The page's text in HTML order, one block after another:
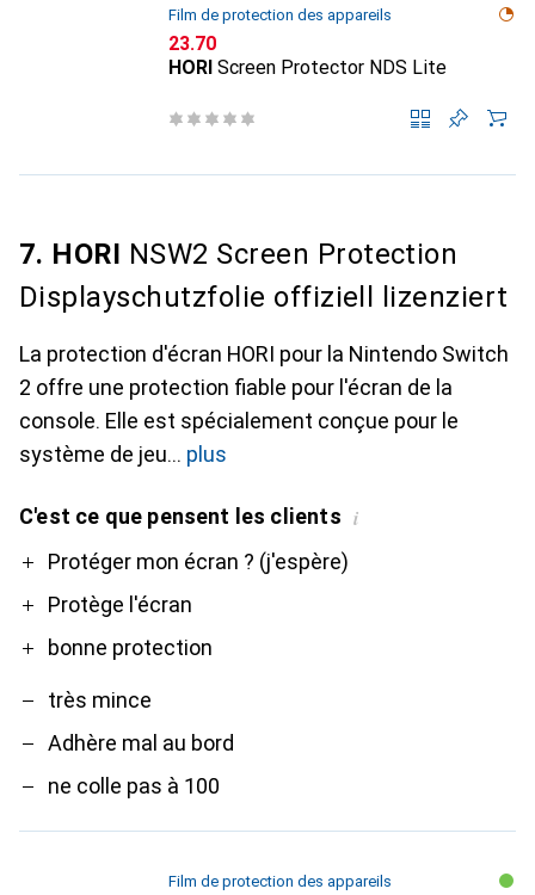
Film de protection des appareils
CHF
23.70
HORI Screen Protector NDS Lite
7. HORI NSW2 Screen Protection
Displayschutzfolie offiziell lizenziert
La protection d'écran HORI pour la Nintendo Switch
2 offre une protection fiable pour l'écran de la
console. Elle est spécialement conçue pour le
système de jeu
plus
C'est ce que pensent les clients i
ProProtéger mon écran ? (j'espère)
Protège l'écran
bonne protection
Contre
très mince
Adhère mal au bord
ne colle pas à 100
Film de protection des appareils